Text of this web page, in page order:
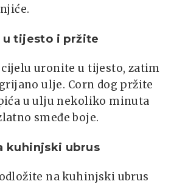
u tijesto i pržite
uronite u tijesto, zatim
ulje. Corn dog pržite
u ulju nekoliko minuta
smeđe boje.
kuhinjski ubrus
na kuhinjski ubrus